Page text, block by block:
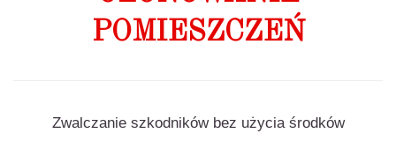
POMIESZCZEŃ
Zwalczanie szkodników bez użycia środków